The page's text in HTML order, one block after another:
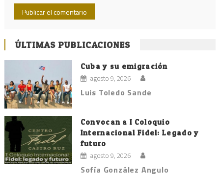
ÚLTIMAS PUBLICACIONES
Cuba y su emigración
agosto 9, 2026
Luis Toledo Sande
Convocan a I Coloquio
Internacional Fidel: Legado y
futuro
agosto 9, 2026
Sofía González Angulo